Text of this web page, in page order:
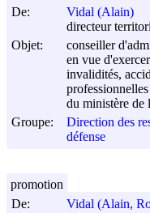
De:
Vidal (Alain)
directeur
Objet:
conseiller
en vue
invalidités,
du ministère de
Groupe:
Direction des
défense
De:
Vidal (Alain,
promotion